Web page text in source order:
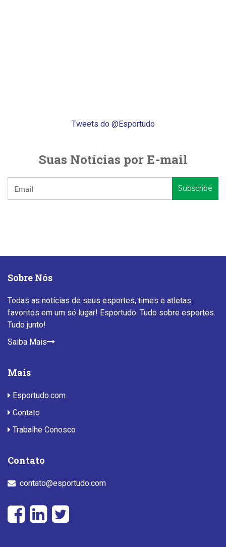
Tweets do @Esportudo
Suas Notícias por E-mail
Sobre Nós
Todas as notícias de seus esportes, times e atletas
favoritos em um só lugar! Esportudo. Tudo sobre esportes.
Tudo junto!
Saiba Mais
Mais
Esportudo.com
Contato
Trabalhe Conosco
Contato
contato@esportudo.com